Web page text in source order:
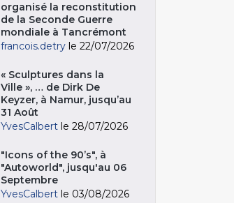
organisé la reconstitution
de la Seconde Guerre
mondiale à Tancrémont
francois.detry le 22/07/2026
« Sculptures dans la
Ville », … de Dirk De
Keyzer, à Namur, jusqu’au
31 Août
YvesCalbert le 28/07/2026
"Icons of the 90’s", à
"Autoworld", jusqu'au 06
Septembre
YvesCalbert le 03/08/2026